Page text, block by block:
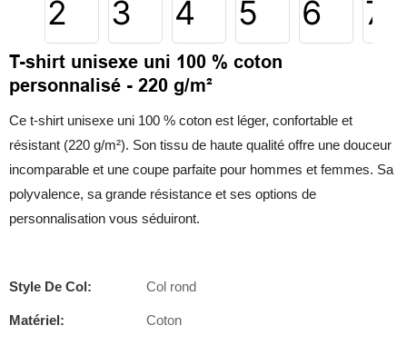
T-shirt unisexe uni 100 % coton
personnalisé - 220 g/m²
Ce t-shirt unisexe uni 100 % coton est léger, confortable et
résistant (220 g/m²). Son tissu de haute qualité offre une douceur
incomparable et une coupe parfaite pour hommes et femmes. Sa
polyvalence, sa grande résistance et ses options de
personnalisation vous séduiront.
Style De Col: Col rond
Matériel: Coton